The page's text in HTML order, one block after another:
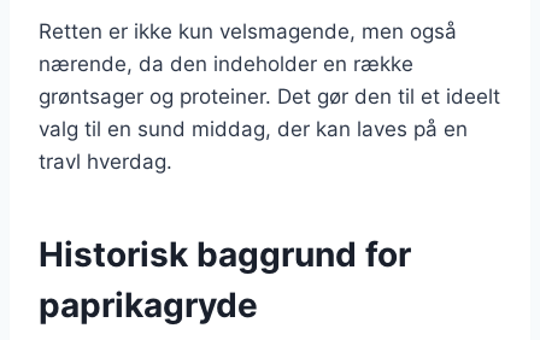
Retten er ikke kun velsmagende, men også
nærende, da den indeholder en række
grøntsager og proteiner. Det gør den til et ideelt
valg til en sund middag, der kan laves på en
travl hverdag.
Historisk baggrund for
paprikagryde